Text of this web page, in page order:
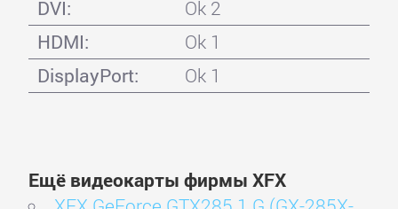
DVI:
Ok 2
HDMI:
Ok 1
DisplayPort:
Ok 1
Ещё видеокарты фирмы XFX